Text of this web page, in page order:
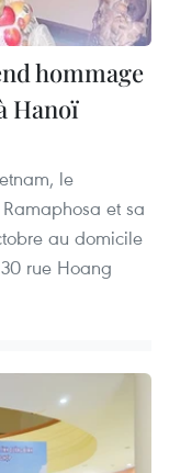
hommage
Hanoï
le
et sa
au domicile
rue Hoang